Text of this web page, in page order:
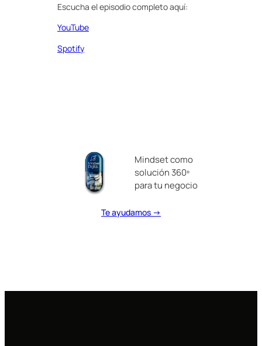
Escucha el episodio completo aquí:
YouTube
Spotify
Mindset como
solución 360º
para tu negocio
Te ayudamos →